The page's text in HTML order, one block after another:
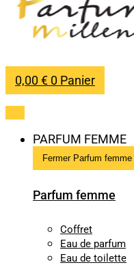
0,00€ 0 Panier
PARFUM FEMME
Fermer Parfum femme
Parfum femme
Coffret
Eau de parfum
Eau de toilette